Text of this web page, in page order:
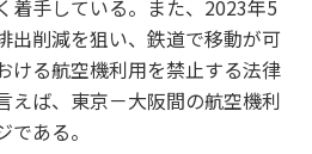
着手している。また、2023年5
出削減を狙い、鉄道で移動が可
ける航空機利用を禁止する法律
えば、東京－大阪間の航空機利
ある。